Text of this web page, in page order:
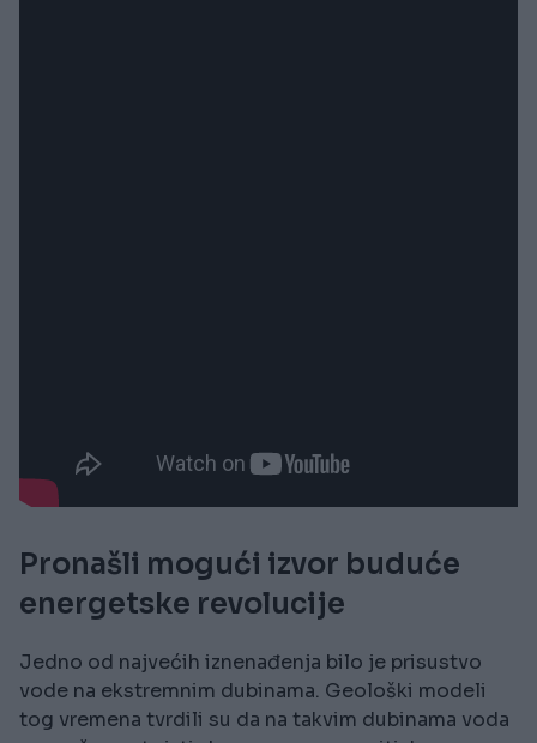
Pronašli mogući izvor buduće
energetske revolucije
Jedno od najvećih iznenađenja bilo je prisustvo
vode na ekstremnim dubinama. Geološki modeli
tog vremena tvrdili su da na takvim dubinama voda